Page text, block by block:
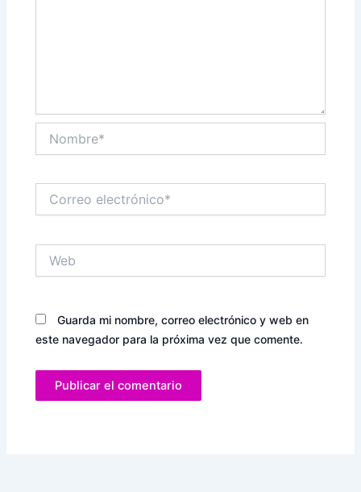
electrónico*
Guarda mi nombre, correo electrónico y web en
este navegador para la próxima vez que comente.